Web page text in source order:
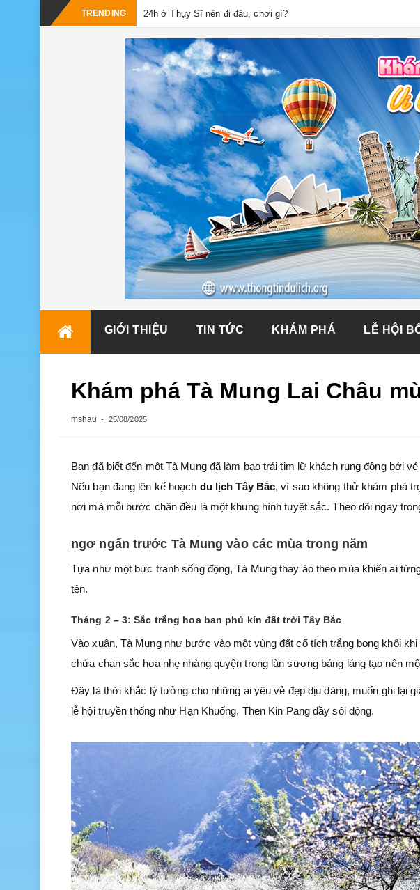
TRENDING _
GIỚI THIỆU TIN TỨC KHÁM PHÁ LỄ HỘI
Khám phá Tà Mung Lai Châu
mshau 25/08/2025
Bạn đã biết đến một Tà Mung đã làm bao trái tim lữ khách rung động bởi
Nếu bạn đang lên kế hoạch du lịch Tây Bắc, vì sao không thử khám phá
nơi mà mỗi bước chân đều là một khung hình tuyệt sắc. Theo dõi ngay
ngơ ngẩn trước Tà Mung vào các mùa trong năm
Tựa như một bức tranh sống động, Tà Mung thay áo theo mùa khiến ai
tên.
Tháng 2 – 3: Sắc trắng hoa ban phủ kín đất trời Tây Bắc
Vào xuân, Tà Mung như bước vào một vùng đất cổ tích trắng bong khôi
chứa chan sắc hoa nhẹ nhàng quyện trong làn sương bảng lảng tạo nên
Đây là thời khắc lý tưởng cho những ai yêu vẻ đẹp dịu dàng, muốn ghi lại
lễ hội truyền thống như Hạn Khuống, Then Kin Pang đầy sôi động.